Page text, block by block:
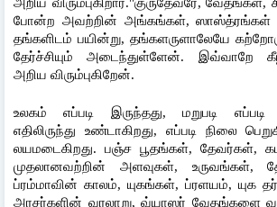
அறிய விரும்புகிறார்."குருதேவரே,
போன்ற அவற்றின் அங்கங்கள், ஸாஸ்த்ரங்கள்
தங்களிடம் பயின்று, தங்களருளாலேயே
தேர்ச்சியும் அடைந்துள்ளேன். இவ்வாறே
அறிய விரும்புகிறேன்.
உலகம் எப்படி இருந்தது, மறுபடி எப்படி
எதிலிருந்து உண்டாகிறது, எப்படி நிலை
லயமடைகிறது. பஞ்ச பூதங்கள், தேவர்கள்,
முதலானவற்றின் அளவுகள், உருவங்கள்,
ப்ரம்மாவின் காலம், யுகங்கள், ப்ரளயம், யுக
அரசர்களின் வரலாறு, வ்யாஸர் வேதங்களை